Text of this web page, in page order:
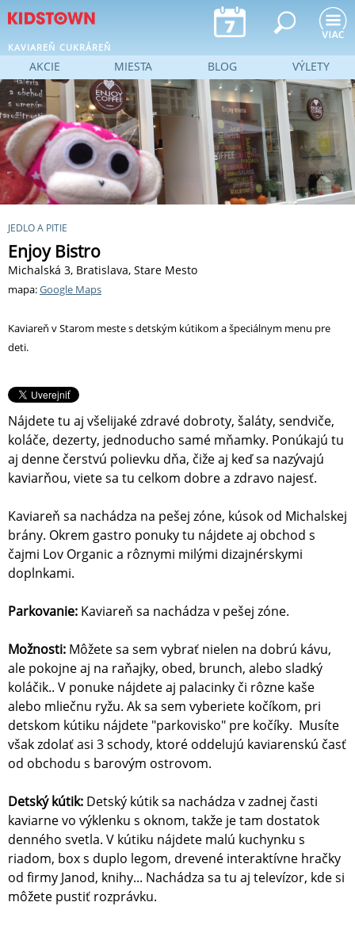
Jump to navigation
KAVIAREŇ CUKRÁREŇ
JEDLO A PITIE
Enjoy Bistro
Michalská 3, Bratislava, Stare Mesto
mapa:Google Maps
Kaviareň v Starom meste s detským kútikom a špeciálnym menu pre
deti.
Nájdete tu aj všelijaké zdravé dobroty, šaláty, sendviče,
koláče, dezerty, jednoducho samé mňamky. Ponúkajú tu
aj denne čerstvú polievku dňa, čiže aj keď sa nazývajú
kaviarňou, viete sa tu celkom dobre a zdravo najesť.
Kaviareň sa nachádza na pešej zóne, kúsok od Michalskej
brány. Okrem gastro ponuky tu nájdete aj obchod s
čajmi Lov Organic a rôznymi milými dizajnérskymi
doplnkami.
Parkovanie: Kaviareň sa nachádza v pešej zóne.
Možnosti: Môžete sa sem vybrať nielen na dobrú kávu,
ale pokojne aj na raňajky, obed, brunch, alebo sladký
koláčik.. V ponuke nájdete aj palacinky či rôzne kaše
alebo mliečnu ryžu. Ak sa sem vyberiete kočíkom, pri
detskom kútiku nájdete "parkovisko" pre kočíky. Musíte
však zdolať asi 3 schody, ktoré oddelujú kaviarenskú časť
od obchodu s barovým ostrovom.
Detský kútik: Detský kútik sa nachádza v zadnej časti
kaviarne vo výklenku s oknom, takže je tam dostatok
denného svetla. V kútiku nájdete malú kuchynku s
riadom, box s duplo legom, drevené interaktívne hračky
od firmy Janod, knihy... Nachádza sa tu aj televízor, kde si
môžete pustiť rozprávku.
AKCIE MIESTA BLOG VÝLETY